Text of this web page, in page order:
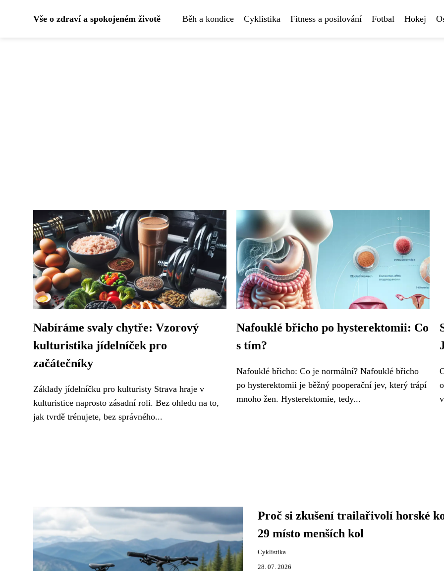
Vše o zdraví a spokojeném životě Běh a kondice Cyklistika Fitness a posilování Fotbal Hokej
Nabíráme svaly chytře: Vzorový
kulturistika jídelníček pro
začátečníky
Základy jídelníčku pro kulturisty Strava hraje v
kulturistice naprosto zásadní roli. Bez ohledu na to,
jak tvrdě trénujete, bez správného...
Nafouklé břicho po hysterektomii: Co
s tím?
Nafouklé břicho: Co je normální? Nafouklé břicho
po hysterektomii je běžný pooperační jev, který trápí
mnoho žen. Hysterektomie, tedy...
Proč si zkušení trailařivolí horské
29 místo menších kol
Cyklistika
28. 07. 2026